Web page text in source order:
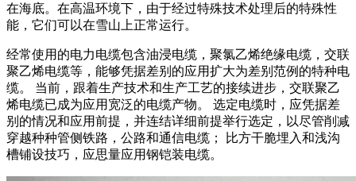
在海底。在高温环境下，由于经过特殊技术处理后的特殊性
能，它们可以在雪山上正常运行。
经常使用的电力电缆包含油浸电缆，聚氯乙烯绝缘电缆，交联
聚乙烯电缆等，能够凭据差别的应用扩大为差别范例的特种电
缆。 当前，跟着生产技术和生产工艺的接续进步，交联聚乙
烯电缆已成为应用宽泛的电缆产物。 选定电缆时，应凭据差
别的情况和应用前提，并连结详细前提举行选定，以尽管削减
穿越种种管侧铁路，公路和通信电缆； 比方干脆埋入和浅沟
槽铺设技巧，应思量应用钢铠装电缆。